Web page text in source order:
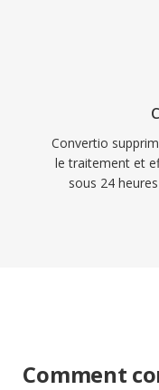
Convertio
le traitement et
sous 24
Comment